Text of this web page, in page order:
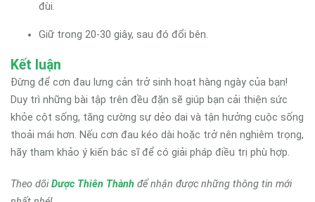
đùi.
Giữ trong 20-30 giây, sau đó đổi bên.
Kết luận
Đừng để cơn đau lưng cản trở sinh hoạt hàng ngày của bạn!
Duy trì những bài tập trên đều đặn sẽ giúp bạn cải thiện sức
khỏe cột sống, tăng cường sự dẻo dai và tận hưởng cuộc sống
thoải mái hơn. Nếu cơn đau kéo dài hoặc trở nên nghiêm trọng,
hãy tham khảo ý kiến bác sĩ để có giải pháp điều trị phù hợp.
Theo dõiDược Thiên Thành để nhận được những thông tin mới